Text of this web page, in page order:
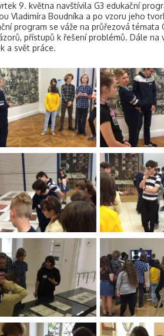
9. května navštívila G3 edukační
Vladimíra Boudníka a po vzoru jeho
program se váže na průřezová
přístupů k řešení problémů. Dále
a svět práce.